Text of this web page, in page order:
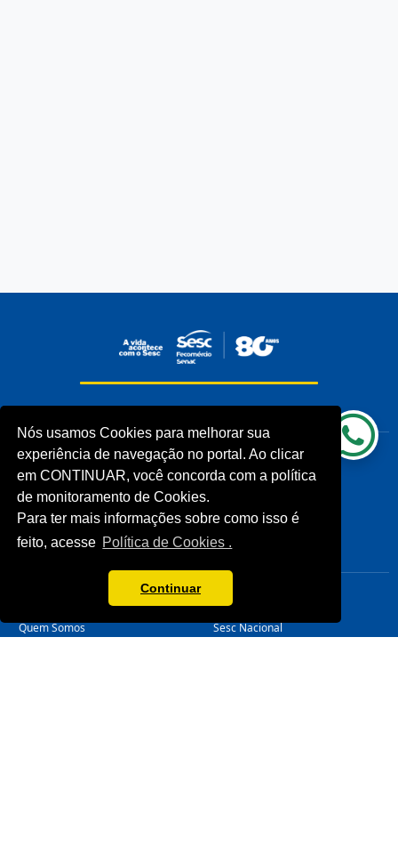
Nós usamos Cookies para melhorar sua
experiência de navegação no portal. Ao clicar
em CONTINUAR, você concorda com a política
de monitoramento de Cookies.
Para ter mais informações sobre como isso é
feito, acesse Política de Cookies .
Continuar
Processos Seletivos (Antigos)
Licitações
Notícias
Imprensa
Fale Conosco
Biblioteca
Unidades Sesc-TO
Cliente
Quem Somos
Fecomércio
Sesc Nacional